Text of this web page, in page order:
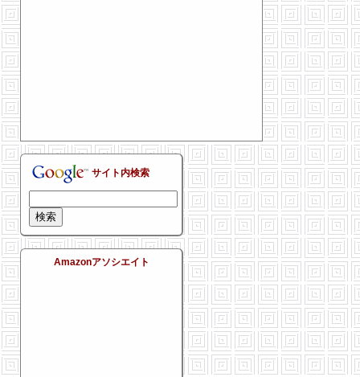
サイト内検索
Amazonアソシエイト